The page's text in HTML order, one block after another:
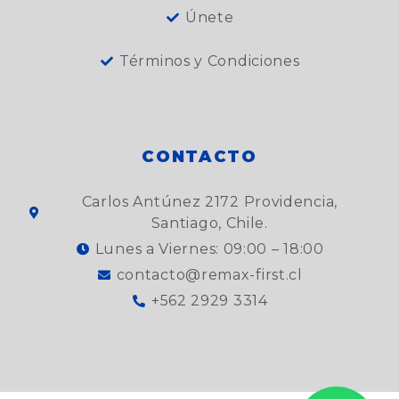
Únete
Términos y Condiciones
CONTACTO
Carlos Antúnez 2172 Providencia,
Santiago, Chile.
Lunes a Viernes: 09:00 – 18:00
contacto@remax-first.cl
+562 2929 3314